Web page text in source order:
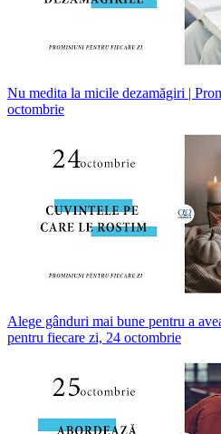
Nu medita la micile dezamăgiri |
octombrie
Alege gânduri mai bune pentru a
pentru fiecare zi, 24 octombrie